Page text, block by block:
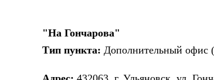
"На Гончарова"
Тип пункта: Дополнительный офис